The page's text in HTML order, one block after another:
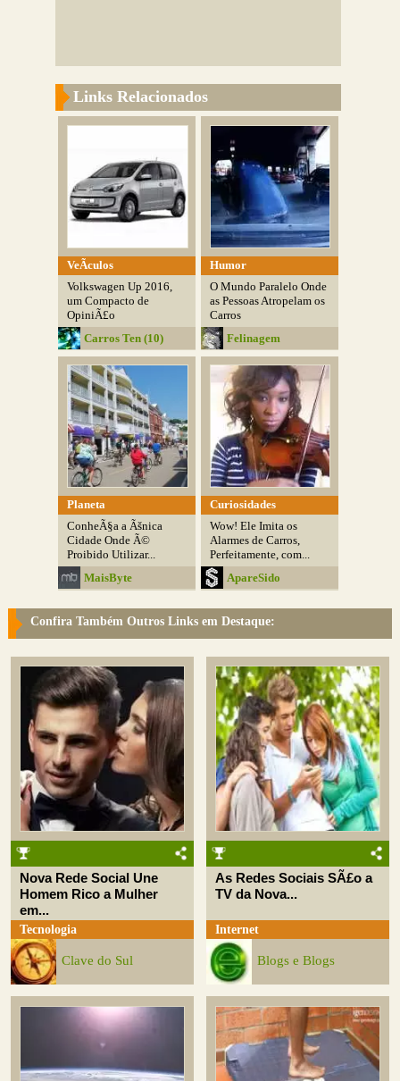
Links Relacionados
VeÃ­culos
Volkswagen Up 2016,
um Compacto de
OpiniÃ£o
Carros Ten (10)
Humor
O Mundo Paralelo Onde
as Pessoas Atropelam os
Carros
Felinagem
Planeta
ConheÃ§a a Ãšnica
Cidade Onde Ã©
Proibido Utilizar...
MaisByte
Curiosidades
Wow! Ele Imita os
Alarmes de Carros,
Perfeitamente, com...
ApareSido
Confira Também Outros Links em Destaque:
Nova Rede Social Une
Homem Rico a Mulher
em...
Tecnologia
Clave do Sul
As Redes Sociais SÃ£o a
TV da Nova...
Internet
Blogs e Blogs